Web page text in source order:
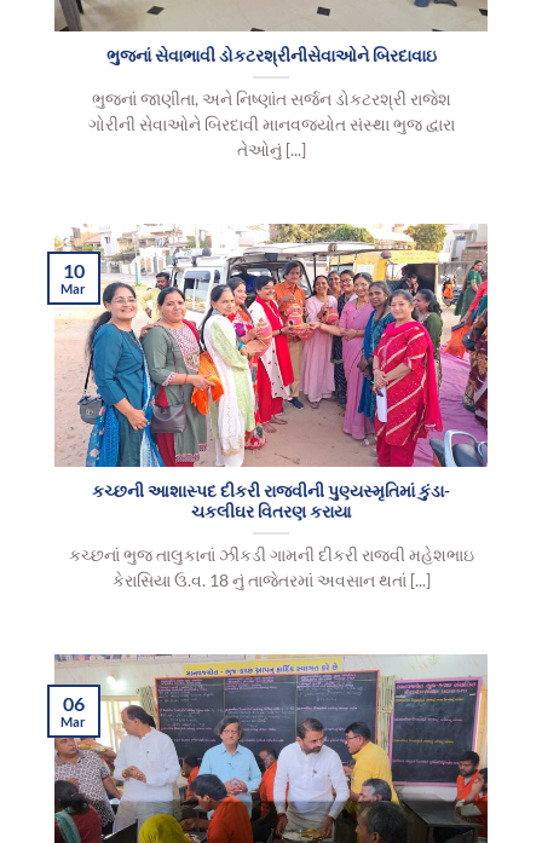
ભુજનાં સેવાભાવી ડોકટરશ્રીનીસેવાઓને બિરદાવાઇ
ભુજનાં જાણીતા, અને નિષ્ણાંત સર્જન ડોકટરશ્રી રાજેશ
ગોરીની સેવાઓને બિરદાવી માનવજ્યોત સંસ્થા ભુજ દ્વારા
તેઓનું [...]
કચ્છની આશાસ્પદ દીકરી રાજવીની પુણ્યસ્મૃતિમાં કુંડા-
ચકલીઘર વિતરણ કરાયા
કચ્છનાં ભુજ તાલુકાનાં ઝીંકડી ગામની દીકરી રાજવી મહેશભાઇ
કેરાસિયા ઉ.વ. 18 નું તાજેતરમાં અવસાન થતાં [...]
10
Mar
06
Mar